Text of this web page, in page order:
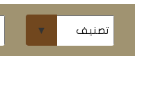
المباشر